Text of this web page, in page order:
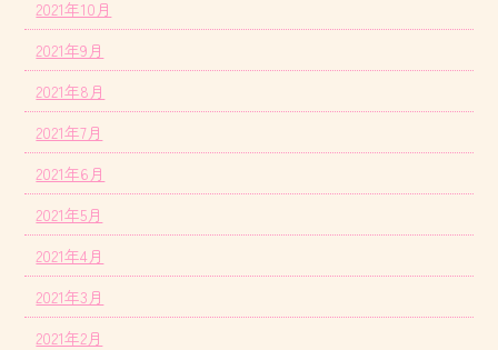
2021年10月
2021年9月
2021年8月
2021年7月
2021年6月
2021年5月
2021年4月
2021年3月
2021年2月